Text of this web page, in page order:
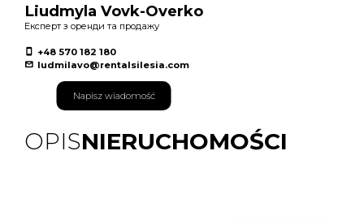
Liudmyla Vovk-Overko
Експерт з оренди та продажу
+48 570 182 180
ludmilavo@rentalsilesia.com
Napisz wiadomość
OPISNIERUCHOMOŚCI